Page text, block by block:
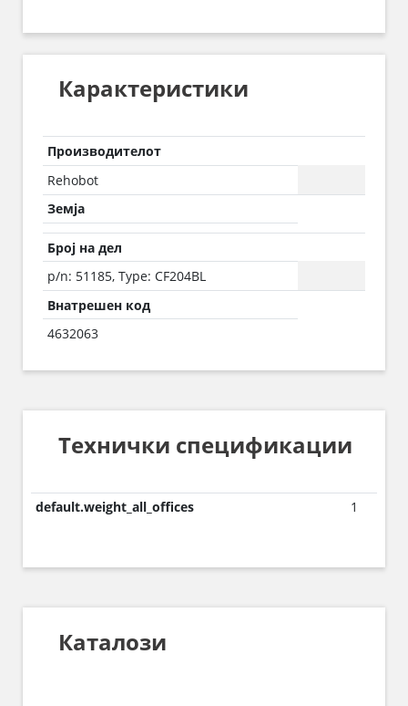
Карактеристики
Производителот
Rehobot
Земја
Број на дел
p/n: 51185, Type: CF204BL
Внатрешен код
4632063
Технички спецификации
default.weight_all_offices 1
Каталози